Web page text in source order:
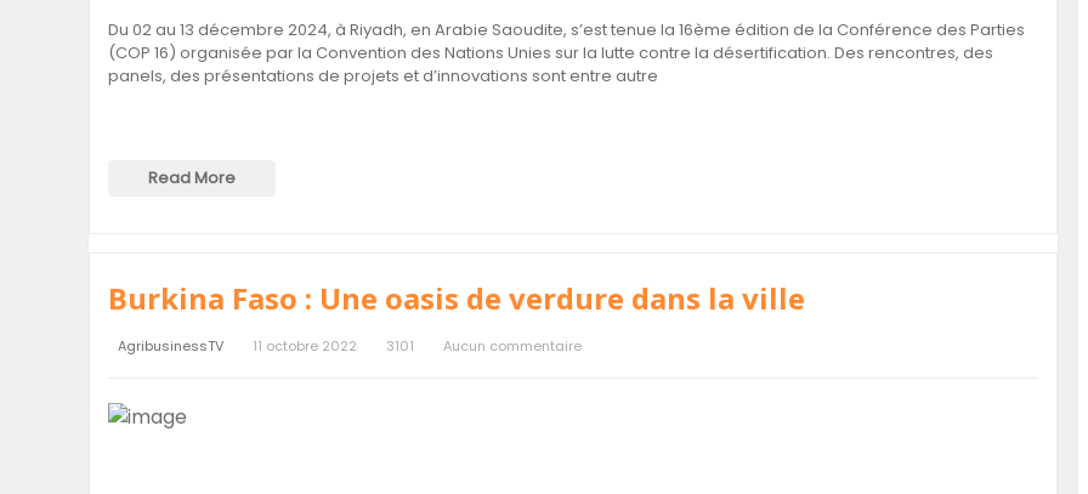
Du 02 au 13 décembre 2024, à Riyadh, en Arabie Saoudite, s’est tenue la 16ème édition de la Conférence des Parties
(COP 16) organisée par la Convention des Nations Unies sur la lutte contre la désertification. Des rencontres, des
panels, des présentations de projets et d’innovations sont entre autre
Read More
Burkina Faso : Une oasis de verdure dans la ville
AgribusinessTV 11 octobre 2022 3101 Aucun commentaire